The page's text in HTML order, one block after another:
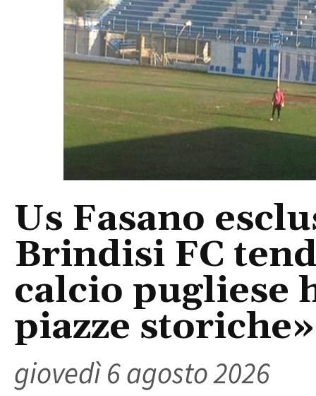
Us Fasano
Brindisi FC
calcio pugliese
piazze storiche»
giovedì 6 agosto 2026